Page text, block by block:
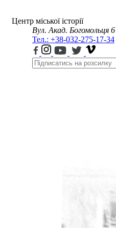
Центр міської історії
Вул. Акад. Богомольця 6
Тел.: +38-032-275-17-34